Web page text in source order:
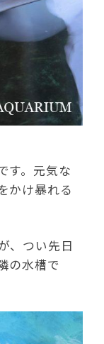
す。元気な
かけ暴れる
、つい先日
の水槽で